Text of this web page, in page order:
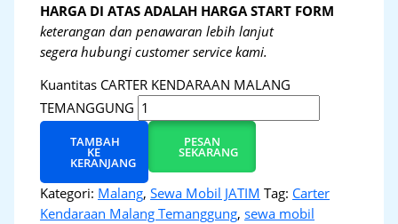
HARGA DI ATAS ADALAH HARGA START FORM
keterangan dan penawaran lebih lanjut
segera hubungi customer service kami.
Kuantitas CARTER KENDARAAN MALANG
TEMANGGUNG
TAMBAH
KE
KERANJANG
PESAN
SEKARANG
Kategori: Malang,Sewa Mobil JATIM Tag: Carter
Kendaraan Malang Temanggung,sewa mobil